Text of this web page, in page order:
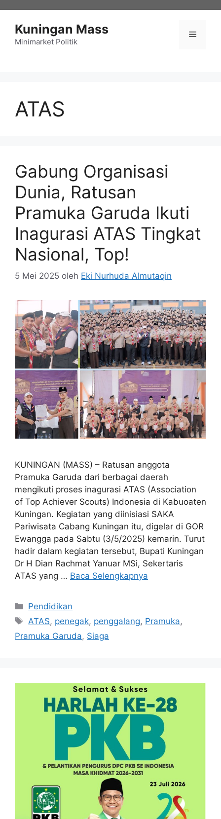
Kuningan Mass
Minimarket Politik
Menu
ATAS
Gabung Organisasi
Dunia, Ratusan
Pramuka Garuda Ikuti
Inagurasi ATAS Tingkat
Nasional, Top!
5 Mei 2025 oleh Eki Nurhuda Almutaqin
KUNINGAN (MASS) – Ratusan anggota
Pramuka Garuda dari berbagai daerah
mengikuti proses inagurasi ATAS (Association
of Top Achiever Scouts) Indonesia di Kabuoaten
Kuningan. Kegiatan yang diinisiasi SAKA
Pariwisata Cabang Kuningan itu, digelar di GOR
Ewangga pada Sabtu (3/5/2025) kemarin. Turut
hadir dalam kegiatan tersebut, Bupati Kuningan
Dr H Dian Rachmat Yanuar MSi, Sekertaris
ATAS yang … Baca Selengkapnya
Kategori
Pendidikan
Tag
ATAS, penegak, penggalang, Pramuka,
Pramuka Garuda, Siaga